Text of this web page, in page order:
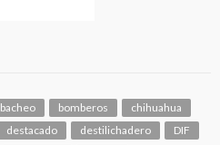
bacheo bomberos
chihuahua
destacado destilichadero
DIF